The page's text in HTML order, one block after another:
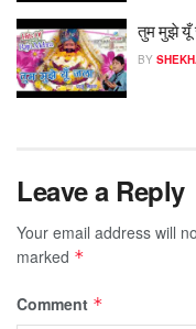
तुम मुझे यूँ
BY
Leave a Reply
Your email address will
marked *
Comment *